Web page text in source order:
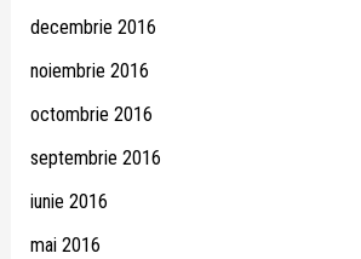
decembrie 2016
noiembrie 2016
octombrie 2016
septembrie 2016
iunie 2016
mai 2016